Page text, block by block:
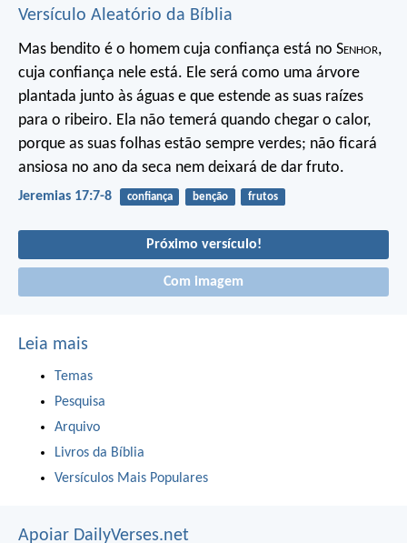
Versículo Aleatório da Bíblia
Mas bendito é o homem cuja confiança está no Senhor,
cuja confiança nele está. Ele será como uma árvore
plantada junto às águas e que estende as suas raízes
para o ribeiro. Ela não temerá quando chegar o calor,
porque as suas folhas estão sempre verdes; não ficará
ansiosa no ano da seca nem deixará de dar fruto.
Jeremias 17:7-8 confiança benção frutos
Próximo versículo!
Com imagem
Leia mais
Temas
Pesquisa
Arquivo
Livros da Bíblia
Versículos Mais Populares
Apoiar DailyVerses.net